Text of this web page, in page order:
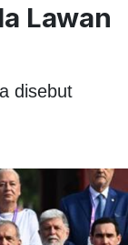
Lawan
disebut